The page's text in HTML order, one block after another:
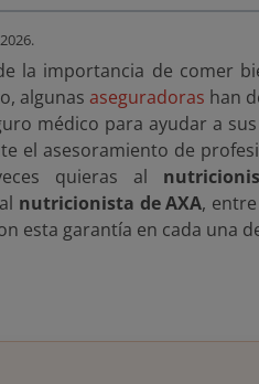
.
la importancia de comer
algunas aseguradoras han
médico para ayudar a
el asesoramiento de
quieras al
nutricionista de AXA,
esta garantía en cada una